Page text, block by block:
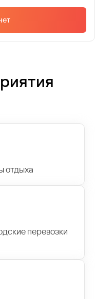
отдыха
перевозки